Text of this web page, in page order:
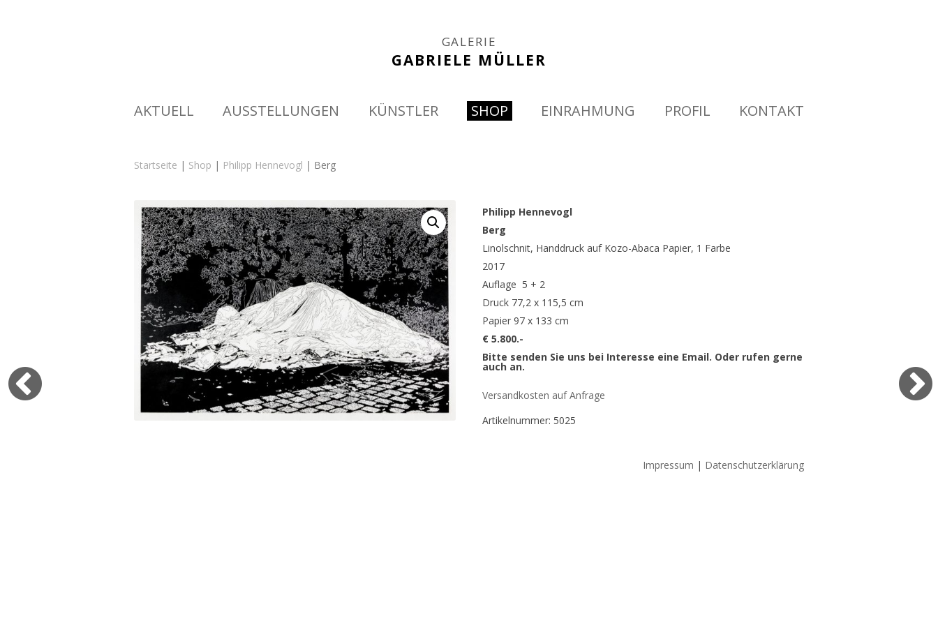
GALERIE
GABRIELE MÜLLER
Springe
zum
Inhalt
AKTUELL AUSSTELLUNGEN KÜNSTLER SHOP EINRAHMUNG PROFIL KONTAKT
Startseite | Shop | Philipp Hennevogl | Berg
Philipp Hennevogl
Berg
Linolschnit, Handdruck auf Kozo-Abaca Papier, 1 Farbe
2017
Auflage 5 + 2
Druck 77,2 x 115,5 cm
Papier 97 x 133 cm
€ 5.800.-
Bitte senden Sie uns bei Interesse eine Email. Oder rufen gerne
auch an.
Versandkosten auf Anfrage
Artikelnummer: 5025
Impressum | Datenschutzerklärung